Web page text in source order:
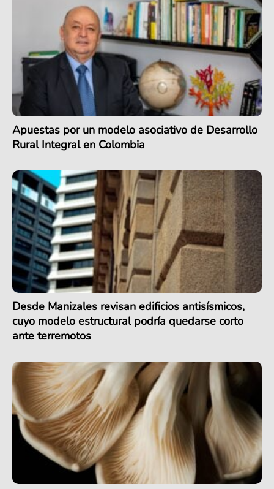
Apuestas por un modelo asociativo de Desarrollo
Rural Integral en Colombia
Desde Manizales revisan edificios antisísmicos,
cuyo modelo estructural podría quedarse corto
ante terremotos